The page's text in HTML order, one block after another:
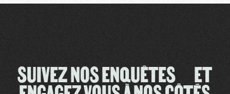
SUIVEZ NOS ENQUÊTES ET